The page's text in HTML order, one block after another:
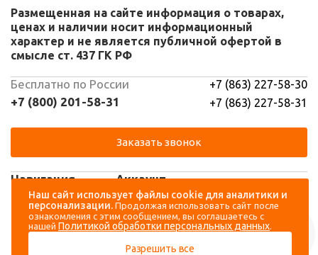
Навигация
Каталог
О компании
Аккаунт
Вход
Регистрация
Размещенная на сайте информация о товарах,
ценах и наличии носит информационный
характер и не является публичной офертой в
смысле ст. 437 ГК РФ
Бесплатно по России
+7 (800) 201-58-31
+7 (863) 227-58-30
+7 (863) 227-58-31
Заказать звонок
Наш сайт использует файлы cookie для аналитики и
персонализации. Продолжая использовать сайт после
ознакомления с этим сообщением, вы соглашаетесь с
нашей Политикой обработки персональных данных.
Разрешить все